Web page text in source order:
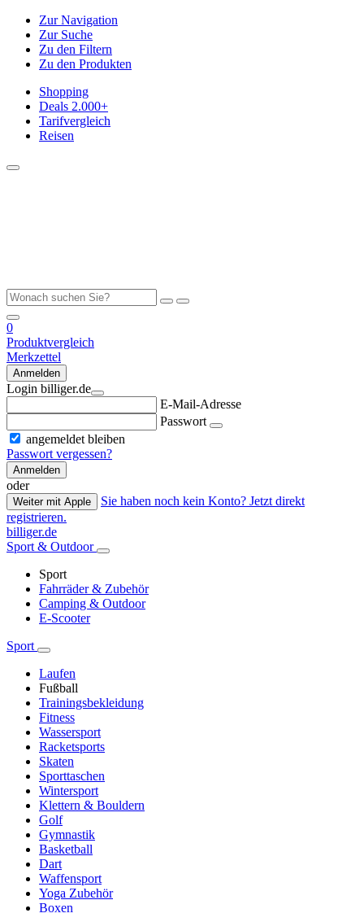
Zur Navigation
Zur Suche
Zu den Filtern
Zu den Produkten
Shopping
Deals 2.000+
Tarifvergleich
Reisen
0
Produktvergleich
Merkzettel
Anmelden
Login billiger.de
E-Mail-Adresse
Passwort
angemeldet bleiben
Passwort vergessen?
Anmelden
oder
Weiter mit Apple
Sie haben noch kein Konto? Jetzt direkt
registrieren.
billiger.de
Sport & Outdoor
Sport
Fahrräder & Zubehör
Camping & Outdoor
E-Scooter
Sport
Laufen
Fußball
Trainingsbekleidung
Fitness
Wassersport
Racketsports
Skaten
Sporttaschen
Wintersport
Klettern & Bouldern
Golf
Gymnastik
Basketball
Dart
Waffensport
Yoga Zubehör
Boxen